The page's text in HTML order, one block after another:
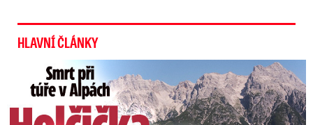
HLAVNÍ ČLÁNKY
Smrt Češky (†14) v Alpách: Zemřela při túře s rodiči